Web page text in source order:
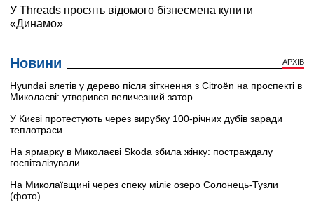
Новини АРХІВ
Hyundai влетів у дерево після зіткнення з Citroën на проспекті в
Миколаєві: утворився величезний затор
У Києві протестують через вирубку 100-річних дубів заради
теплотраси
На ярмарку в Миколаєві Skoda збила жінку: постраждалу
госпіталізували
На Миколаївщині через спеку міліє озеро Солонець-Тузли
(фото)